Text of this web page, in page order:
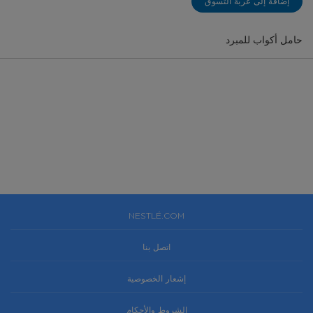
حامل أكواب للمبرد
NESTLÉ.COM
اتصل بنا
إشعار الخصوصية
الشروط والأحكام